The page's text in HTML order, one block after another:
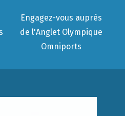
Engagez-vous auprès
de l'Anglet Olympique
Omniports